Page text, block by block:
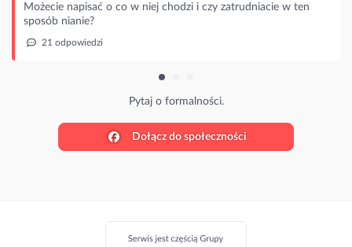
Możecie napisać o co w niej chodzi i czy zatrudniacie w ten
sposób nianie?
21 odpowiedzi
Pytaj o formalności.
Dołącz do społeczności